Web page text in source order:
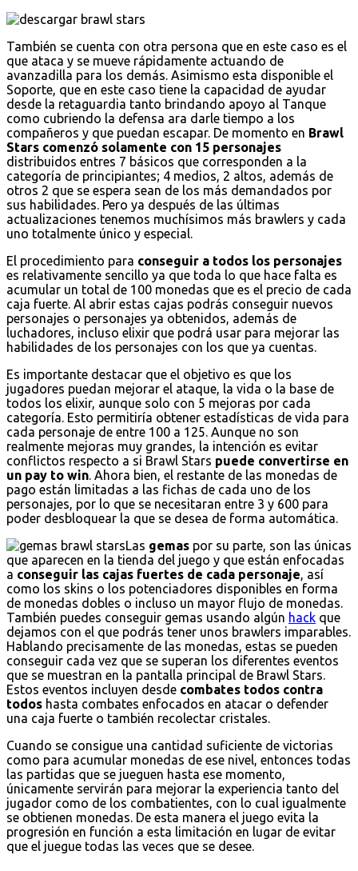
También se cuenta con otra persona que en este caso es el
que ataca y se mueve rápidamente actuando de
avanzadilla para los demás. Asimismo esta disponible el
Soporte, que en este caso tiene la capacidad de ayudar
desde la retaguardia tanto brindando apoyo al Tanque
como cubriendo la defensa ara darle tiempo a los
compañeros y que puedan escapar. De momento en Brawl
Stars comenzó solamente con 15 personajes
distribuidos entres 7 básicos que corresponden a la
categoría de principiantes; 4 medios, 2 altos, además de
otros 2 que se espera sean de los más demandados por
sus habilidades. Pero ya después de las últimas
actualizaciones tenemos muchísimos más brawlers y cada
uno totalmente único y especial.
El procedimiento para conseguir a todos los personajes
es relativamente sencillo ya que toda lo que hace falta es
acumular un total de 100 monedas que es el precio de cada
caja fuerte. Al abrir estas cajas podrás conseguir nuevos
personajes o personajes ya obtenidos, además de
luchadores, incluso elixir que podrá usar para mejorar las
habilidades de los personajes con los que ya cuentas.
Es importante destacar que el objetivo es que los
jugadores puedan mejorar el ataque, la vida o la base de
todos los elixir, aunque solo con 5 mejoras por cada
categoría. Esto permitiría obtener estadísticas de vida para
cada personaje de entre 100 a 125. Aunque no son
realmente mejoras muy grandes, la intención es evitar
conflictos respecto a si Brawl Stars puede convertirse en
un pay to win . Ahora bien, el restante de las monedas de
pago están limitadas a las fichas de cada uno de los
personajes, por lo que se necesitaran entre 3 y 600 para
poder desbloquear la que se desea de forma automática.
Las gemas por su parte, son las únicas
que aparecen en la tienda del juego y que están enfocadas
a conseguir las cajas fuertes de cada personaje , así
como los skins o los potenciadores disponibles en forma
de monedas dobles o incluso un mayor flujo de monedas.
También puedes conseguir gemas usando algún hack que
dejamos con el que podrás tener unos brawlers imparables.
Hablando precisamente de las monedas, estas se pueden
conseguir cada vez que se superan los diferentes eventos
que se muestran en la pantalla principal de Brawl Stars.
Estos eventos incluyen desde combates todos contra
todos hasta combates enfocados en atacar o defender
una caja fuerte o también recolectar cristales.
Cuando se consigue una cantidad suficiente de victorias
como para acumular monedas de ese nivel, entonces todas
las partidas que se jueguen hasta ese momento,
únicamente servirán para mejorar la experiencia tanto del
jugador como de los combatientes, con lo cual igualmente
se obtienen monedas. De esta manera el juego evita la
progresión en función a esta limitación en lugar de evitar
que el juegue todas las veces que se desee.